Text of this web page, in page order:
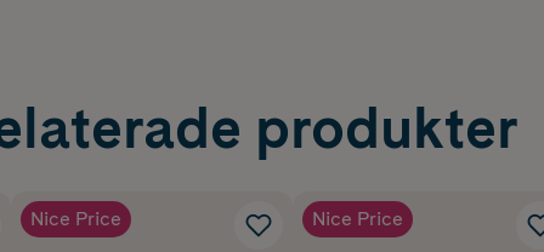
produkter
Nice Price Nice Price